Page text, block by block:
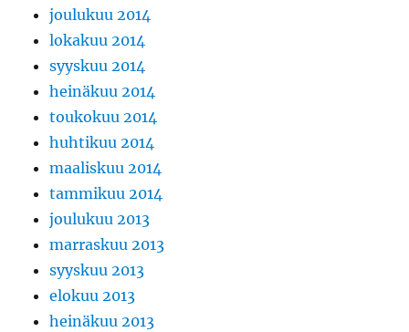
joulukuu 2014
lokakuu 2014
syyskuu 2014
heinäkuu 2014
toukokuu 2014
huhtikuu 2014
maaliskuu 2014
tammikuu 2014
joulukuu 2013
marraskuu 2013
syyskuu 2013
elokuu 2013
heinäkuu 2013